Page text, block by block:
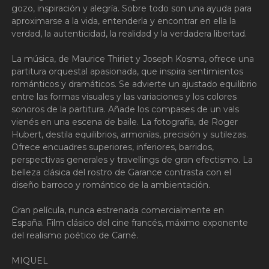
gozo, inspiración y alegría. Sobre todo son una ayuda para
aproximarse a la vida, entenderla y encontrar en ella la
verdad, la autenticidad, la realidad y la verdadera libertad.
La música, de Maurice Thiriet y Joseph Kosma, ofrece una
partitura orquestal apasionada, que inspira sentimientos
románticos y dramáticos. Se advierte un ajustado equilibrio
entre las formas visuales y las variaciones y los colores
sonoros de la partitura. Añade los compases de un vals
vienés en una escena de baile. La fotografía, de Roger
Hubert, destila equilibrios, armonías, precisión y sutilezas.
Ofrece encuadres superiores, inferiores, barridos,
perspectivas generales y travellings de gran efectismo. La
belleza clásica del rostro de Garance contrasta con el
diseño barroco y romántico de la ambientación.
Gran película, nunca estrenada comercialmente en
España. Film clásico del cine francés, máximo exponente
del realismo poético de Carné.
MIQUEL